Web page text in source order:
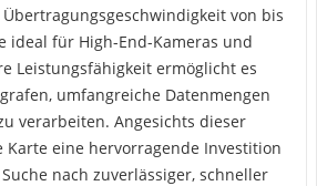
von bis
ideal für High-End-Kameras und
Leistungsfähigkeit ermöglicht es
umfangreiche Datenmengen
verarbeiten. Angesichts dieser
Karte eine hervorragende Investition
nach zuverlässiger, schneller